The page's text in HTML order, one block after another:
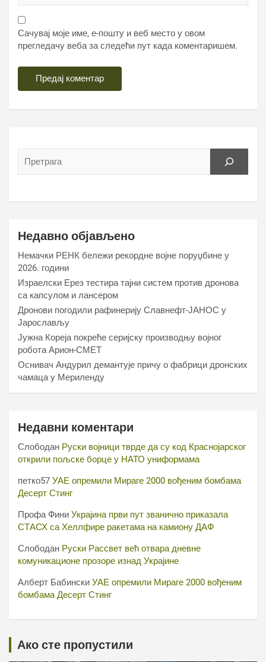
Сачувај моје име, е-пошту и веб место у овом
прегледачу веба за следећи пут када коментаришем.
Недавно објављено
Немачки РЕНК бележи рекордне војне поруџбине у
2026. години
Израелски Ерез тестира тајни систем против дронова
са капсулом и лансером
Дронови погодили рафинерију Славнефт-ЈАНОС у
Јарослављу
Јужна Кореја покреће серијску производњу војног
робота Арион-СМЕТ
Оснивач Андурил демантује причу о фабрици дронских
чамаца у Мериленду
Недавни коментари
Слободан Руски војници тврде да су код Краснојарског
открили пољске борце у НАТО униформама
петко57 УАЕ опремили Мираге 2000 вођеним бомбама
Десерт Стинг
Профа Фини Украјина први пут званично приказала
СТАСХ са Хеллфире ракетама на камиону ДАФ
Слободан Руски Рассвет већ отвара дневне
комуникационе прозоре изнад Украјине
Алберт Бабински УАЕ опремили Мираге 2000 вођеним
бомбама Десерт Стинг
Ако сте пропустили